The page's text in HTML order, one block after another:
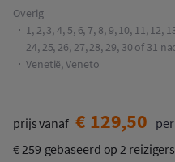
Overig
1, 2, 3, 4, 5, 6, 7, 8, 9, 10, 11, 12,
24, 25, 26, 27, 28, 29, 30 of 31
Venetië, Veneto
prijs vanaf € 129,50
€ 259 gebaseerd op 2 reizigers